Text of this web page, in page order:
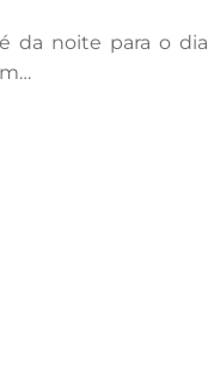
da noite para o dia